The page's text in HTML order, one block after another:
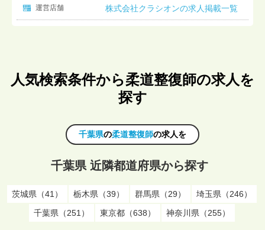
運営店舗 株式会社クラシオンの求人掲載一覧
人気検索条件から柔道整復師の求人を
探す
千葉県の柔道整復師の求人を
千葉県 近隣都道府県から探す
茨城県（41） 栃木県（39） 群馬県（29）
埼玉県（246）
千葉県（251）
東京都（638） 神奈川県（255）